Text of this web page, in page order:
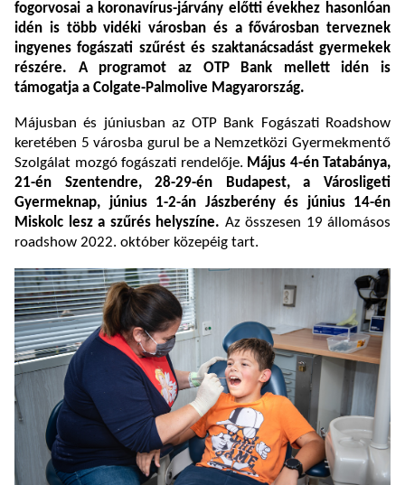
fogorvosai a koronavírus-járvány előtti évekhez hasonlóan
idén is több vidéki városban és a fővárosban terveznek
ingyenes fogászati szűrést és szaktanácsadást gyermekek
részére. A programot az OTP Bank mellett idén is
támogatja a Colgate-Palmolive Magyarország.
Májusban és júniusban az OTP Bank Fogászati Roadshow
keretében 5 városba gurul be a Nemzetközi Gyermekmentő
Szolgálat mozgó fogászati rendelője. Május 4-én Tatabánya,
21-én Szentendre, 28-29-én Budapest, a Városligeti
Gyermeknap, június 1-2-án Jászberény és június 14-én
Miskolc lesz a szűrés helyszíne. Az összesen 19 állomásos
roadshow 2022. október közepéig tart.